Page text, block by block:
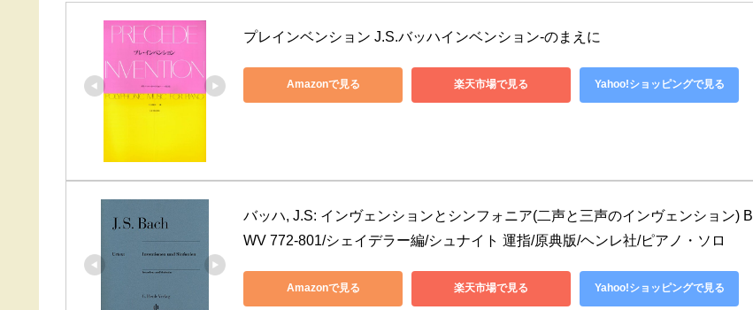
プレインベンション J.S.バッハインベンション-のまえに
Amazonで見る 楽天市場で見る Yahoo!ショッピングで見る
バッハ, J.S: インヴェンションとシンフォニア(二声と三声のインヴェンション) B
WV 772-801/シェイデラー編/シュナイト 運指/原典版/ヘンレ社/ピアノ・ソロ
Amazonで見る 楽天市場で見る Yahoo!ショッピングで見る